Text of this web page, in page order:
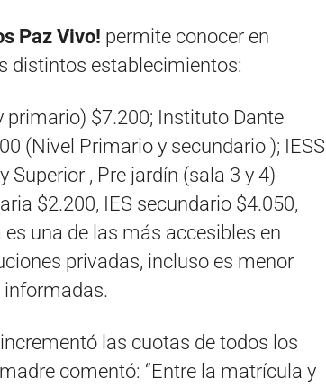
Paz Vivo! permite conocer en
distintos establecimientos:
$7.200; Instituto Dante
(Nivel Primario y secundario ); IESS
Superior , Pre jardín (sala 3 y 4)
$2.200, IES secundario $4.050,
una de las más accesibles en
privadas, incluso es menor
informadas.
las cuotas de todos los
comentó: “Entre la matrícula y